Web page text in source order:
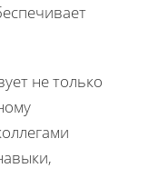
не только